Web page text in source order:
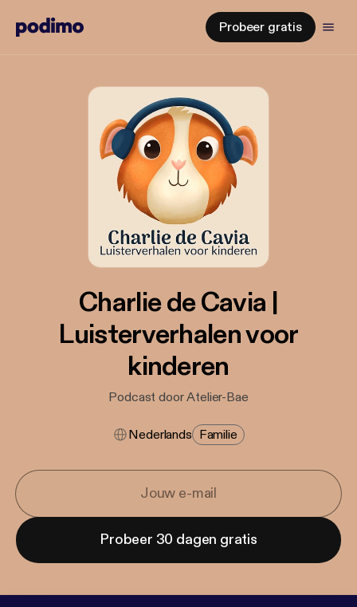
Probeer gratis
Charlie de Cavia |
Luisterverhalen voor
kinderen
Podcast door Atelier-Bae
Nederlands Familie
Probeer 30 dagen gratis